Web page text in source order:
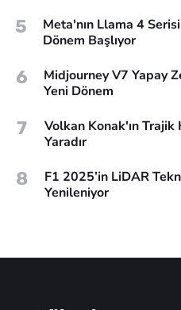
5
Meta'nın Llama 4
Dönem Başlıyor
6
Midjourney V7 Yapay
Yeni Dönem
7
Volkan Konak'ın
Yaradır
8
F1 2025’in LiDAR
Yenileniyor